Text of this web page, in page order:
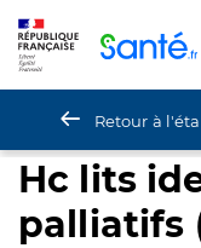
Retour à
Hc lits
palliatifs